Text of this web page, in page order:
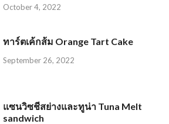
October 4, 2022
ทาร์ตเค้กส้ม Orange Tart Cake
September 26, 2022
แซนวิซชีสย่างและทูน่า Tuna Melt
sandwich